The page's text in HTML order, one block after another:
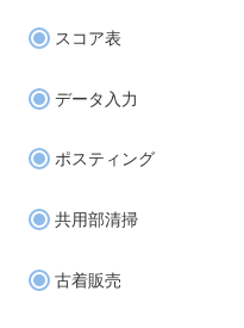
スコア表
データ入力
ポスティング
共用部清掃
古着販売